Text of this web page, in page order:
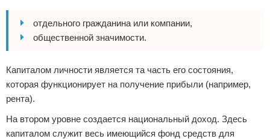
отдельного гражданина или компании,
общественной значимости.
Капиталом личности является та часть его состояния,
которая функционирует на получение прибыли (например,
рента).
На втором уровне создается национальный доход. Здесь
капиталом служит весь имеющийся фонд средств для